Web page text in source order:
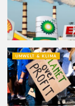
UMWELT & KLIMA